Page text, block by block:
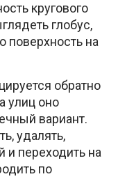
кругового
глобус,
поверхность на
обратно
улиц оно
вариант.
удалять,
и переходить на
по